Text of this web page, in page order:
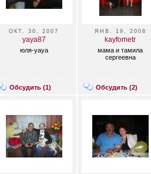
ОКТ. 30, 2007
yaya87
юля-уауа
Обсудить (1)
ЯНВ. 19, 2008
kayfometr
мама и тамила
сергеевна
Обсудить (2)